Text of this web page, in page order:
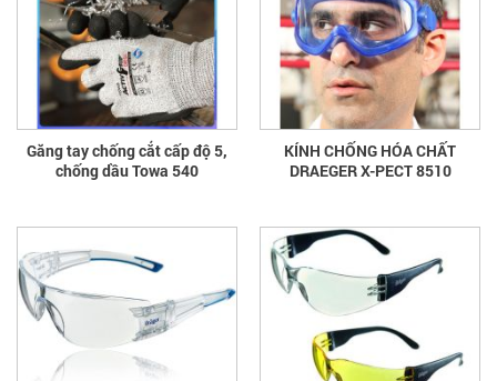
Găng tay chống cắt cấp độ 5,
chống dầu Towa 540
KÍNH CHỐNG HÓA CHẤT
DRAEGER X-PECT 8510